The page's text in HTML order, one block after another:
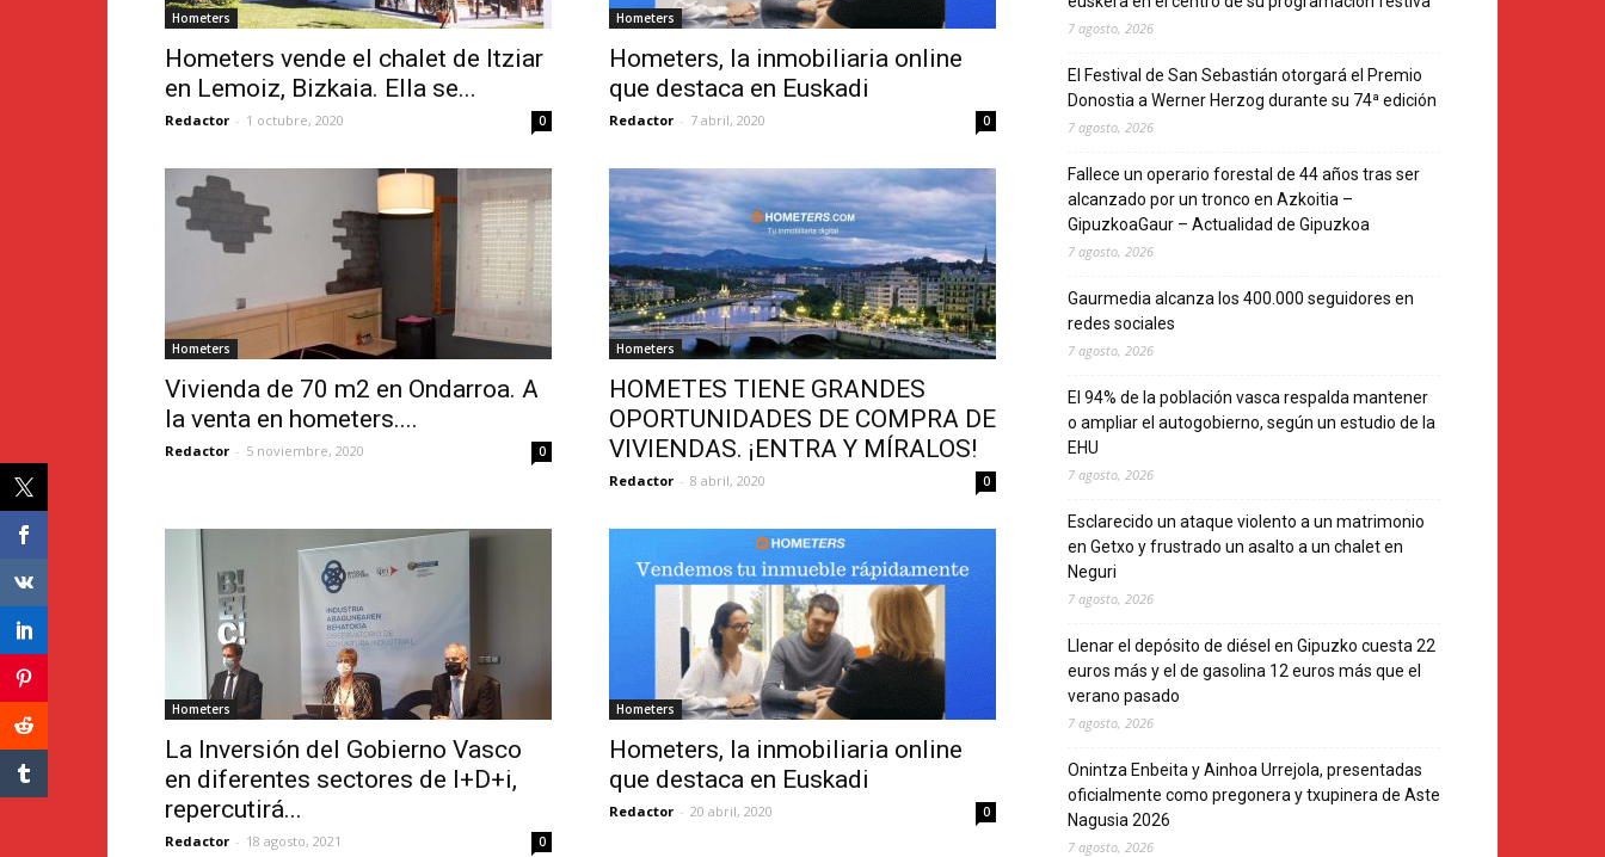
Hometers
Hometers vende el chalet de Itziar
en Lemoiz, Bizkaia. Ella se...
Redactor - 1 octubre, 2020 0
Hometers
Hometers, la inmobiliaria online
que destaca en Euskadi
Redactor - 7 abril, 2020 0
Hometers
Vivienda de 70 m2 en Ondarroa. A
la venta en hometers....
Redactor - 5 noviembre, 2020 0
Hometers
HOMETES TIENE GRANDES
OPORTUNIDADES DE COMPRA DE
VIVIENDAS. ¡ENTRA Y MÍRALOS!
Redactor - 8 abril, 2020 0
Hometers
La Inversión del Gobierno Vasco
en diferentes sectores de I+D+i,
repercutirá...
Redactor - 18 agosto, 2021 0
Hometers
Hometers, la inmobiliaria online
que destaca en Euskadi
Redactor - 20 abril, 2020 0
7 agosto, 2026
El Festival de San Sebastián otorgará el Premio
Donostia a Werner Herzog durante su 74ª edición
7 agosto, 2026
Fallece un operario forestal de 44 años tras ser
alcanzado por un tronco en Azkoitia –
GipuzkoaGaur – Actualidad de Gipuzkoa
7 agosto, 2026
Gaurmedia alcanza los 400.000 seguidores en
redes sociales
7 agosto, 2026
El 94% de la población vasca respalda mantener
o ampliar el autogobierno, según un estudio de la
EHU
7 agosto, 2026
Esclarecido un ataque violento a un matrimonio
en Getxo y frustrado un asalto a un chalet en
Neguri
7 agosto, 2026
Llenar el depósito de diésel en Gipuzko cuesta 22
euros más y el de gasolina 12 euros más que el
verano pasado
7 agosto, 2026
Onintza Enbeita y Ainhoa Urrejola, presentadas
oficialmente como pregonera y txupinera de Aste
Nagusia 2026
7 agosto, 2026